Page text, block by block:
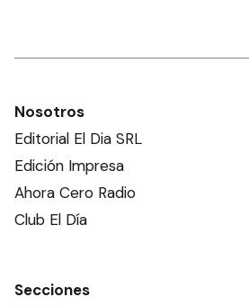
Nosotros
Editorial El Dia SRL
Edición Impresa
Ahora Cero Radio
Club El Día
Secciones